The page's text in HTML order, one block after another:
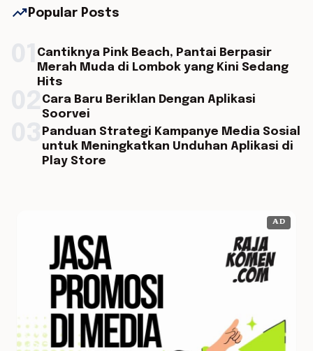
trending_up Popular Posts
Cantiknya Pink Beach, Pantai Berpasir
Merah Muda di Lombok yang Kini Sedang
Hits
Cara Baru Beriklan Dengan Aplikasi
Soorvei
Panduan Strategi Kampanye Media Sosial
untuk Meningkatkan Unduhan Aplikasi di
Play Store
AD